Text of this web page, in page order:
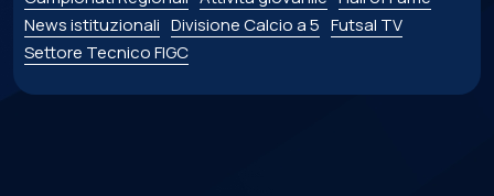
News istituzionali Divisione Calcio a 5 Futsal TV
Settore Tecnico FIGC